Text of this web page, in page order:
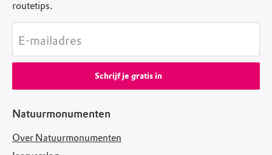
Natuurmonumenten
Over Natuurmonumenten
routetips.
E-mailadres
Schrijf je gratis in